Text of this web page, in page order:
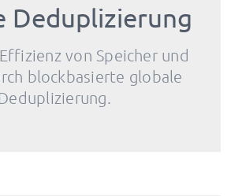
Deduplizierung
von Speicher und
blockbasierte globale
Deduplizierung.